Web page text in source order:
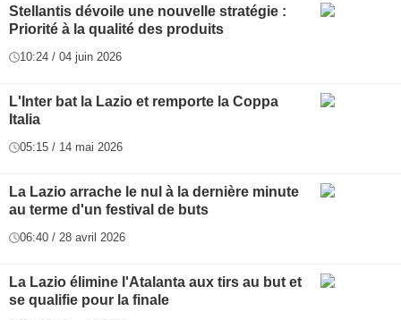
Stellantis dévoile une nouvelle stratégie :
Priorité à la qualité des produits
10:24 / 04 juin 2026
L'Inter bat la Lazio et remporte la Coppa
Italia
05:15 / 14 mai 2026
La Lazio arrache le nul à la dernière minute
au terme d'un festival de buts
06:40 / 28 avril 2026
La Lazio élimine l'Atalanta aux tirs au but et
se qualifie pour la finale